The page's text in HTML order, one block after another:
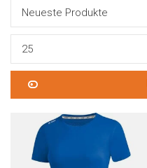
Neueste Produkte
25